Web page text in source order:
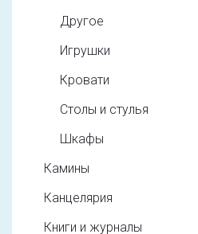
Другое
Игрушки
Кровати
Столы и стулья
Шкафы
Камины
Канцелярия
Книги и журналы